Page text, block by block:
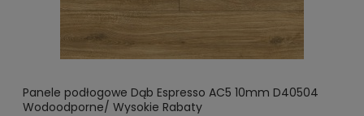
Panele podłogowe Dąb Espresso AC5 10mm D40504
Wodoodporne/ Wysokie Rabaty